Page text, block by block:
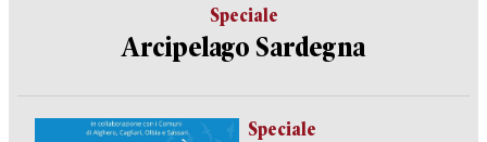
Speciale
Arcipelago Sardegna
Speciale